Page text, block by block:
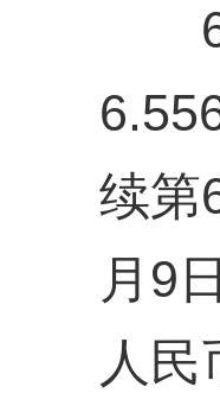
6
续第
月9
人